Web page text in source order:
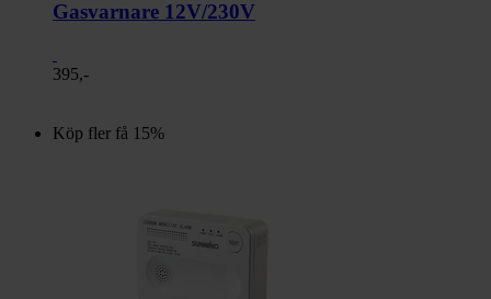
Gasvarnare 12V/230V
395,-
Köp fler få 15%